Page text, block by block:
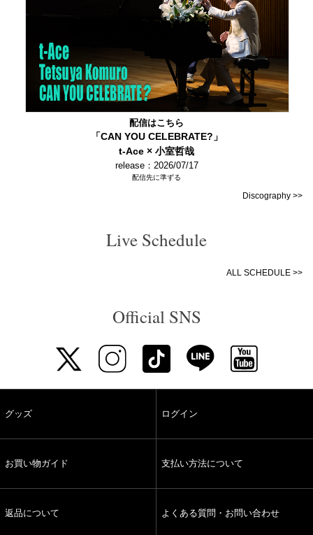
配信はこちら
「CAN YOU CELEBRATE?」
t-Ace × 小室哲哉
release：2026/07/17
配信先に準ずる
Discography >>
Live Schedule
ALL SCHEDULE >>
Official SNS
グッズ ログイン
お買い物ガイド 支払い方法について
返品について よくある質問・お問い合わせ